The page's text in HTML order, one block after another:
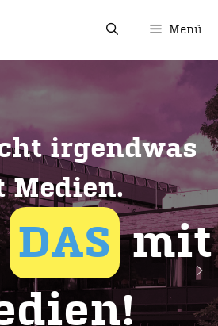
Menü
irgendwas
Medien.
DASmit